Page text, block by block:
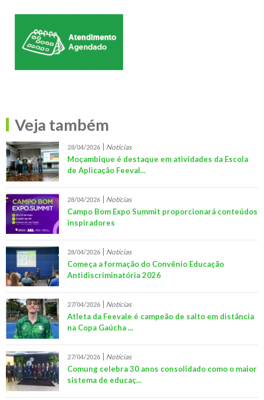
Veja também
28/04/2026 Notícias
Moçambique é destaque em atividades da Escola
de Aplicação Feeval...
28/04/2026 Notícias
Campo Bom Expo Summit proporcionará conteúdos
inspiradores
28/04/2026 Notícias
Começa a formação do Convênio Educação
Antidiscriminatória 2026
27/04/2026 Notícias
Atleta da Feevale é campeão de salto em distância
na Copa Gaúcha ...
27/04/2026 Notícias
Comung celebra 30 anos consolidado como o maior
sistema de educaç...